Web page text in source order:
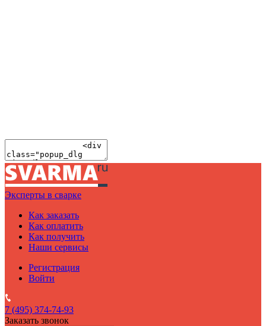
Эксперты в сварке
Как заказать
Как оплатить
Как получить
Наши сервисы
Регистрация
Войти
7 (495) 374-74-93
Заказать звонок